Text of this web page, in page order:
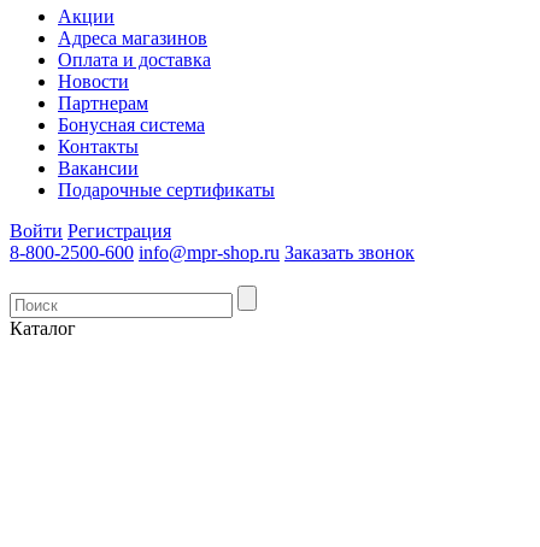
Акции
Адреса магазинов
Оплата и доставка
Новости
Партнерам
Бонусная система
Контакты
Вакансии
Подарочные сертификаты
Войти Регистрация
8-800-2500-600 info@mpr-shop.ru Заказать звонок
Каталог